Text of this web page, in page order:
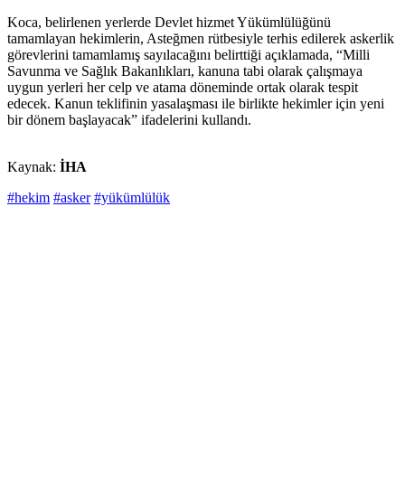
Koca, belirlenen yerlerde Devlet hizmet Yükümlülüğünü
tamamlayan hekimlerin, Asteğmen rütbesiyle terhis edilerek askerlik
görevlerini tamamlamış sayılacağını belirttiği açıklamada, “Milli
Savunma ve Sağlık Bakanlıkları, kanuna tabi olarak çalışmaya
uygun yerleri her celp ve atama döneminde ortak olarak tespit
edecek. Kanun teklifinin yasalaşması ile birlikte hekimler için yeni
bir dönem başlayacak” ifadelerini kullandı.
Kaynak: İHA
#hekim #asker #yükümlülük